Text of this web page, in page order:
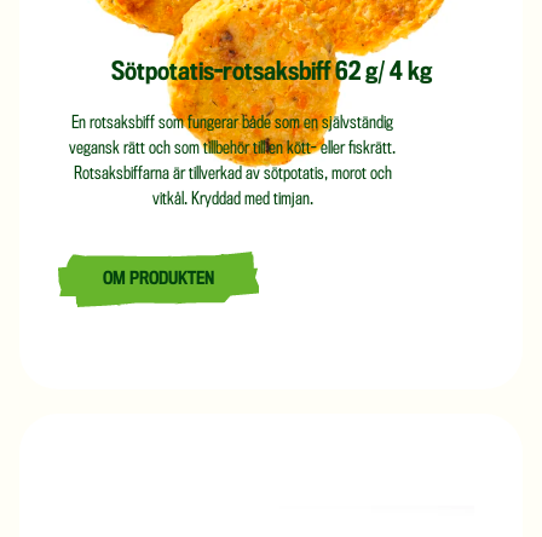
Sötpotatis-rotsaksbiff 62 g/ 4 kg
En rotsaksbiff som fungerar både som en självständig
vegansk rätt och som tillbehör till en kött- eller fiskrätt.
Rotsaksbiffarna är tillverkad av sötpotatis, morot och
vitkål. Kryddad med timjan.
LÄS MER OM SÖTPOTATIS-ROTSAKSBIFF 62 G/ 4 KG
OM PRODUKTEN